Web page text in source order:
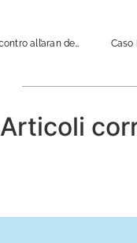
Riduzione comparti e aree: resoconto incontro all’aran dell’11 u.s.
Articoli